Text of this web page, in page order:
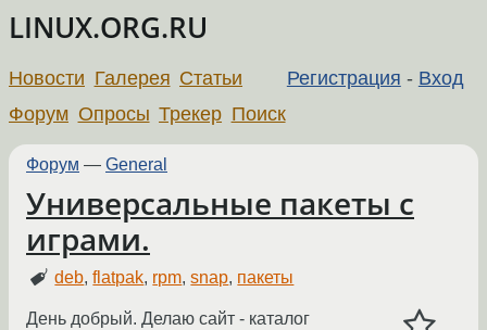
LINUX.ORG.RU
Регистрация - Вход
Новости Галерея Статьи
Форум Опросы Трекер Поиск
Форум — General
Универсальные пакеты с
играми.
deb,flatpak, rpm,snap, пакеты
День добрый. Делаю сайт - каталог